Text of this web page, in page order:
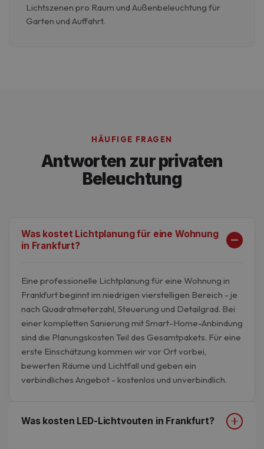
Lichtszenen pro Raum und Außenbeleuchtung für
Garten und Auffahrt.
HÄUFIGE FRAGEN
Antworten zur privaten
Beleuchtung
Was kostet Lichtplanung für eine Wohnung
in Frankfurt?
Eine professionelle Lichtplanung für eine Wohnung in
Frankfurt beginnt im niedrigen vierstelligen Bereich - je
nach Quadratmeterzahl, Steuerung und Detailgrad. Bei
einer kompletten Sanierung mit Smart-Home-Anbindung
sind die Planungskosten Teil des Gesamtpakets. Für eine
erste Einschätzung kommen wir vor Ort vorbei,
bewerten Räume und Lichtfall und geben ein
verbindliches Angebot - kostenlos und unverbindlich.
Was kosten LED-Lichtvouten in Frankfurt?